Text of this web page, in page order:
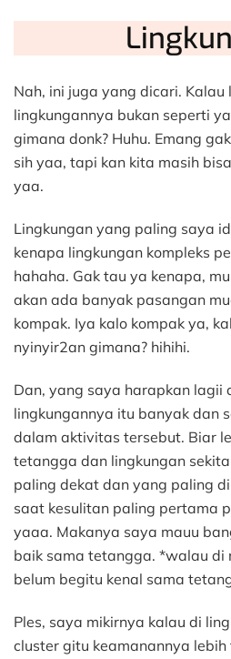
Nah, ini juga yang dicari.
lingkungannya bukan seperti
gimana donk? Huhu. Emang
sih yaa, tapi kan kita masih
yaa.
Lingkungan yang paling saya
kenapa lingkungan kompleks
hahaha. Gak tau ya kenapa,
akan ada banyak pasangan
kompak. Iya kalo kompak ya,
nyinyir2an gimana? hihihi.
Dan, yang saya harapkan lagii
lingkungannya itu banyak dan
dalam aktivitas tersebut. Biar
tetangga dan lingkungan
paling dekat dan yang paling
saat kesulitan paling pertama
yaaa. Makanya saya mauu
baik sama tetangga. *walau di
belum begitu kenal sama
Ples, saya mikirnya kalau di
cluster gitu keamanannya lebih